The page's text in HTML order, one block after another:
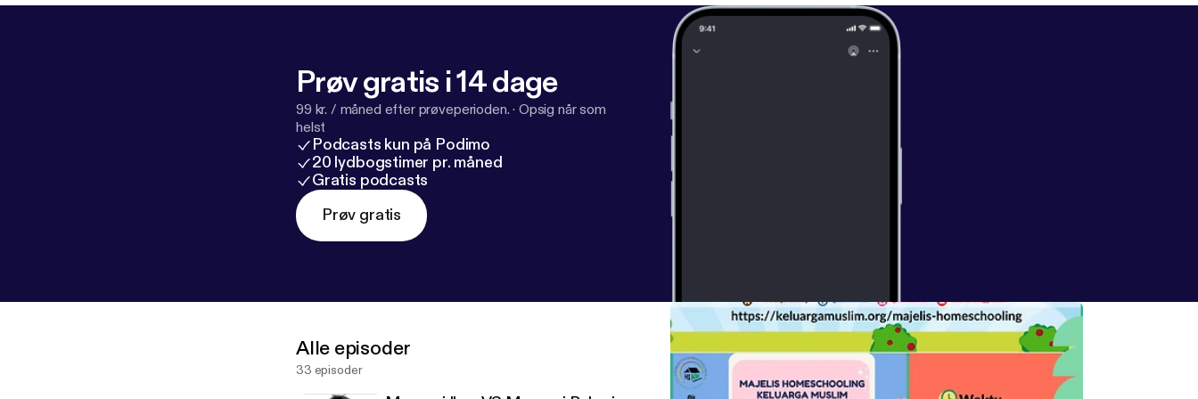
Prøv gratis i 14 dage
99 kr. / måned efter prøveperioden. · Opsig når som
helst
Podcasts kun på Podimo
20 lydbogstimer pr. måned
Gratis podcasts
Prøv gratis
Alle episoder
33 episoder